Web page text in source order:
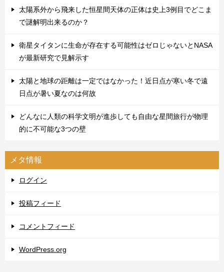
太陽系外から飛来した恒星間天体の正体は史上3例目でどこま
で謎解明出来るのか？
衛星タイタンに生命が存在する可能性はゼロじゃないとNASA
が最新研究で見解示す
太陽と地球の距離は一定ではなかった！近日点が寒い冬で遠
日点が暑い夏なのは何故
どんなに人類の科学文明が進歩しても自由な星間旅行が物理
的に不可能な3つの壁
メタ情報
ログイン
投稿フィード
コメントフィード
WordPress.org